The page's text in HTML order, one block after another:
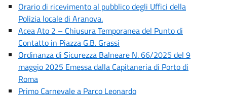
Orario di ricevimento al pubblico degli Uffici della
Polizia locale di Aranova.
Acea Ato 2 – Chiusura Temporanea del Punto di
Contatto in Piazza G.B. Grassi
Ordinanza di Sicurezza Balneare N. 66/2025 del 9
maggio 2025 Emessa dalla Capitaneria di Porto di
Roma
Primo Carnevale a Parco Leonardo